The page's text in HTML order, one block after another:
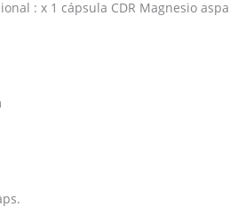
: x 1 cápsula CDR Magnesio